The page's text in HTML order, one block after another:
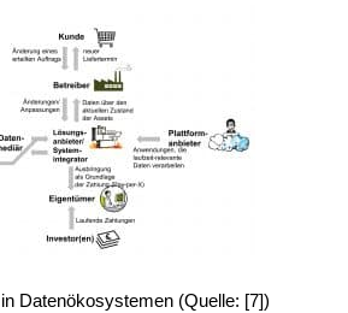
Datenökosystemen (Quelle: [7])